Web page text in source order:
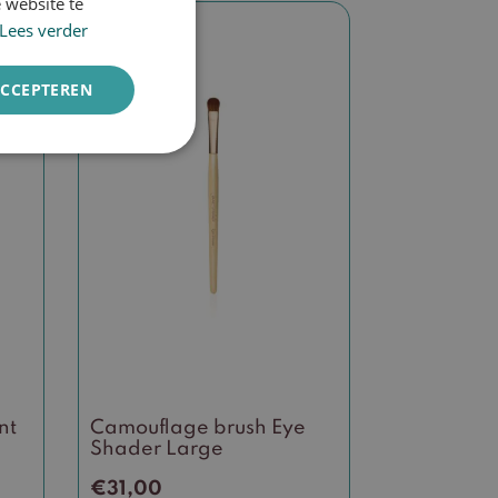
Camouflage brush Eye
Shader Large
€31,00
Lees verder